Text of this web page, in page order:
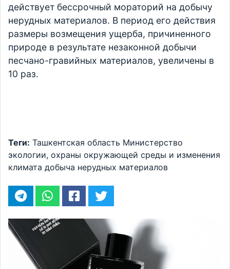
действует бессрочный мораторий на добычу
нерудных материалов. В период его действия
размеры возмещения ущерба, причиненного
природе в результате незаконной добычи
песчано-гравийных материалов, увеличены в
10 раз.
Теги: Ташкентская область Министерство
экологии, охраны окружающей среды и изменения
климата добыча нерудных материалов